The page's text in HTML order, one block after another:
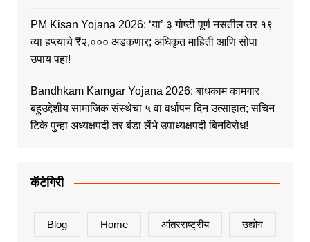
PM Kisan Yojana 2026: ‘या’ ३ गोष्टी पूर्ण नसतील तर १९
व्या हप्त्याचे ₹२,००० अडकणार; अधिकृत माहिती आणि सोपा
उपाय पहा!
Bandhkam Kamgar Yojana 2026: बांधकाम कामगार
बहुउद्देशीय सामाजिक संस्थेचा ५ वा वर्धापन दिन उत्साहात; सचिन
टिके पुन्हा अध्यक्षपदी तर बंडा लेंभे उपाध्यक्षपदी बिनविरोध!
कॅटेगिरी
Blog Home आंतरराष्ट्रीय उद्योग